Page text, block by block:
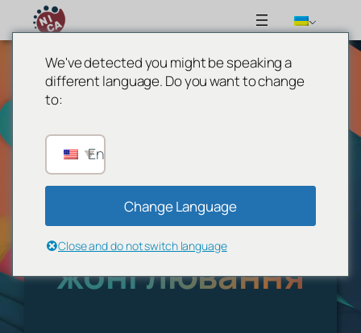
Перейти
вмісту
Чемпіонат з
технічного
жонглювання
We've detected you might be speaking a
different language. Do you want to change
to:
English
Change Language
Close and do not switch language